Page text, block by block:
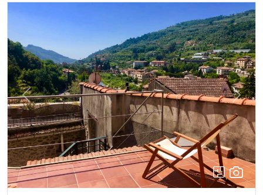
una spesa aggiuntiva di €. 15'000. A parte è possibile
acquistare una cantina di 15 mq finestrata posta la piano
rialzato ad € 15'000. R4367
Previous Next